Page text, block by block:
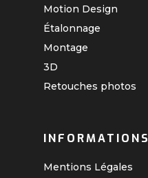
Motion Design
Étalonnage
Montage
3D
Retouches photos
INFORMATIONS
Mentions Légales